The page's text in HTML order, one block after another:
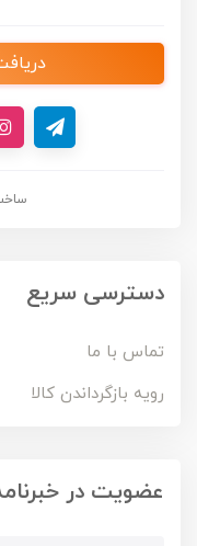
دسترسی سریع
تماس با ما
رویه بازگرداندن کالا
عضویت در